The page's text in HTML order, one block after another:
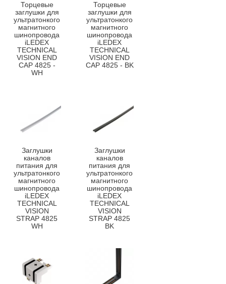
Торцевые
заглушки для
ультратонкого
магнитного
шинопровода
iLEDEX
TECHNICAL
VISION END
CAP 4825 -
WH
Торцевые
заглушки для
ультратонкого
магнитного
шинопровода
iLEDEX
TECHNICAL
VISION END
CAP 4825 - BK
Заглушки
каналов
питания для
ультратонкого
магнитного
шинопровода
iLEDEX
TECHNICAL
VISION
STRAP 4825
WH
Заглушки
каналов
питания для
ультратонкого
магнитного
шинопровода
iLEDEX
TECHNICAL
VISION
STRAP 4825
BK